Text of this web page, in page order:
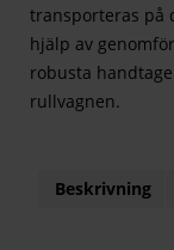
transporteras på
hjälp av
robusta
rullvagnen.
Beskrivning